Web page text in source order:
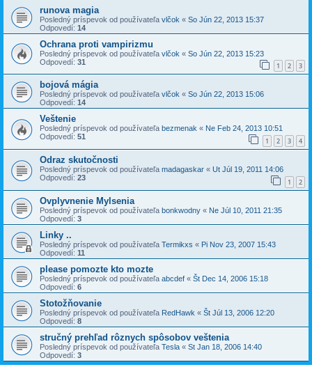
runova magia
Posledný príspevok od používateľa vlčok « So Jún 22, 2013 15:37
Odpovedí: 14
Ochrana proti vampirizmu
Posledný príspevok od používateľa vlčok « So Jún 22, 2013 15:23
Odpovedí: 31 1 2 3
bojová mágia
Posledný príspevok od používateľa vlčok « So Jún 22, 2013 15:06
Odpovedí: 14
Veštenie
Posledný príspevok od používateľa bezmenak « Ne Feb 24, 2013 10:51
Odpovedí: 51 1 2 3 4
Odraz skutočnosti
Posledný príspevok od používateľa madagaskar « Ut Júl 19, 2011 14:06
Odpovedí: 23 1 2
Ovplyvnenie Mylsenia
Posledný príspevok od používateľa bonkwodny « Ne Júl 10, 2011 21:35
Odpovedí: 3
Linky ..
Posledný príspevok od používateľa Termikxs « Pi Nov 23, 2007 15:43
Odpovedí: 11
please pomozte kto mozte
Posledný príspevok od používateľa abcdef « Št Dec 14, 2006 15:18
Odpovedí: 6
Stotožňovanie
Posledný príspevok od používateľa RedHawk « Št Júl 13, 2006 12:20
Odpovedí: 8
stručný prehľad rôznych spôsobov veštenia
Posledný príspevok od používateľa Tesla « St Jan 18, 2006 14:40
Odpovedí: 3